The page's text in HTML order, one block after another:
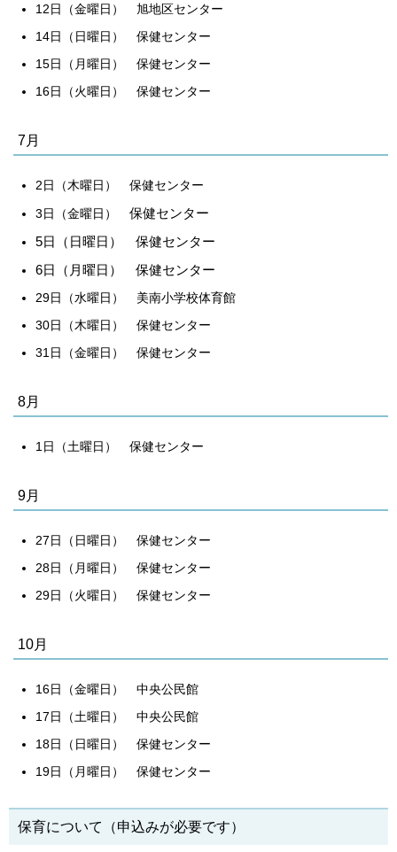
12日（金曜日） 旭地区センター
14日（日曜日） 保健センター
15日（月曜日） 保健センター
16日（火曜日） 保健センター
7月
2日（木曜日） 保健センター
3日（金曜日） 保健センター
5日（日曜日） 保健センター
6日（月曜日） 保健センター
29日（水曜日） 美南小学校体育館
30日（木曜日） 保健センター
31日（金曜日） 保健センター
8月
1日（土曜日） 保健センター
9月
27日（日曜日） 保健センター
28日（月曜日） 保健センター
29日（火曜日） 保健センター
10月
16日（金曜日） 中央公民館
17日（土曜日） 中央公民館
18日（日曜日） 保健センター
19日（月曜日） 保健センター
保育について（申込みが必要です）